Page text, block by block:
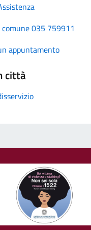
comune 035 759911
appuntamento
città